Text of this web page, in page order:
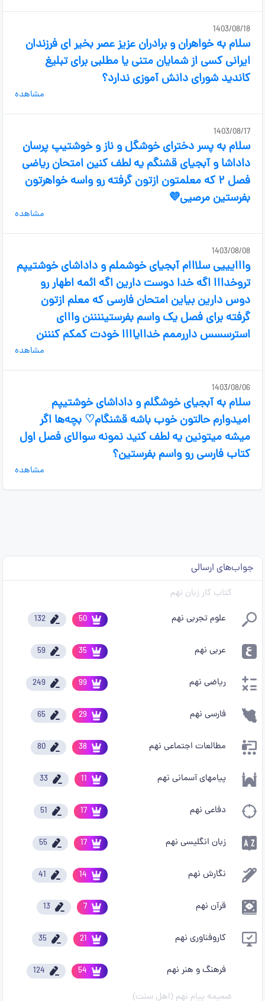
1403/08/18
سلام به خواهران و برادران عزیز عصر بخیر ای فرزندان
ایرانی کسی از شمایان متنی یا مطلبی برای تبلیغ
کاندید شورای دانش آموزی ندارد؟
مشاهده
1403/08/17
سلام به پسر دخترای خوشگل و ناز و خوشتیپ پرسان
داداشا و آبجیای قشنگم یه لطف کنین امتحان ریاضی
فصل ۲ که معلمتون ازتون گرفته رو واسه خواهرتون
بفرستین مرصیی💜
مشاهده
1403/08/08
وااایییی سلااام آبجیای خوشملم و داداشای خوشتیپم
تروخدااا اگه خدا دوست دارین اگه ائمه اطهار رو
دوس دارین بیاین امتحان فارسی که معلم ازتون
گرفته برای فصل یک واسم بفرستیننننن وااای
استرسسس داررممم خداایاااا خودت کمکم کنننن
مشاهده
1403/08/06
سلام به آبجیای خوشگلم و داداشای خوشتیپم
امیدوارم حالتون خوب باشه قشنگام♡ بچه‌ها اگر
میشه میتونین یه لطف کنید نمونه سوالای فصل اول
کتاب فارسی رو واسم بفرستین؟
مشاهده
جواب‌های ارسالی
کتاب کار زبان نهم
علوم تجربی نهم
50
132
عربی نهم 35
59
ریاضی نهم 99
249
فارسی نهم 29
65
مطالعات اجتماعی نهم 38
80
پیامهای آسمانی نهم 11
33
دفاعی نهم 17
51
زبان انگلیسی نهم 17
55
نگارش نهم 14
41
قرآن نهم 7
13
کاروفناوری نهم 21
35
فرهنگ و هنر نهم 54
124
ضمیمه پیام نهم (اهل سنت)